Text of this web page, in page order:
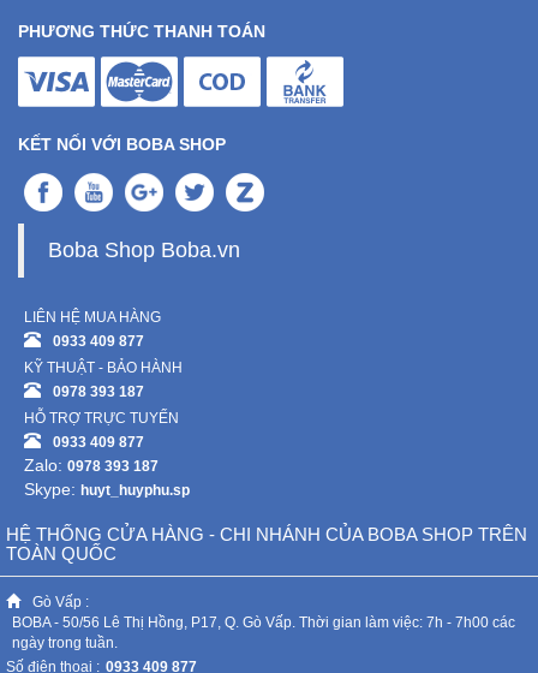
PHƯƠNG THỨC THANH TOÁN
KẾT NỐI VỚI BOBA SHOP
Boba Shop Boba.vn
LIÊN HỆ MUA HÀNG
0933 409 877
KỸ THUẬT - BẢO HÀNH
0978 393 187
HỖ TRỢ TRỰC TUYẾN
0933 409 877
Zalo: 0978 393 187
Skype: huyt_huyphu.sp
HỆ THỐNG CỬA HÀNG - CHI NHÁNH CỦA BOBA SHOP TRÊN
TOÀN QUỐC
Gò Vấp :
BOBA - 50/56 Lê Thị Hồng, P17, Q. Gò Vấp. Thời gian làm việc: 7h - 7h00 các
ngày trong tuần.
Số điện thoại : 0933 409 877